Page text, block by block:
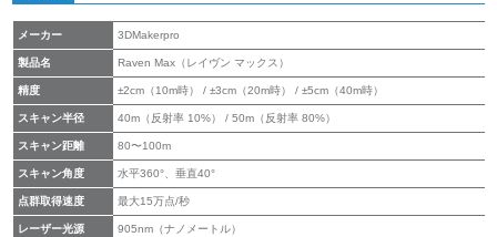
メーカー 3DMakerpro
製品名 Raven Max（レイヴン マックス）
精度 ±2cm（10m時） / ±3cm（20m時） / ±5cm（40m時）
スキャン半径 40m（反射率 10%） / 50m（反射率 80%）
スキャン距離 80〜100m
スキャン角度 水平360°、垂直40°
点群取得速度 最大15万点/秒
レーザー光源 905nm（ナノメートル）